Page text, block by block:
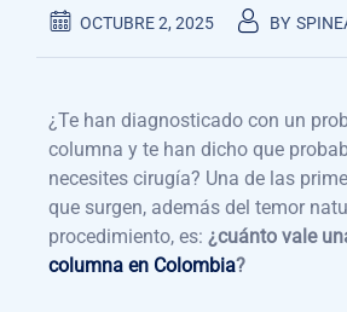
OCTUBRE 2, 2025 BY
¿Te han diagnosticado con un
columna y te han dicho que
necesites cirugía? Una de las
que surgen, además del temor
procedimiento, es: ¿cuánto vale
columna en Colombia?